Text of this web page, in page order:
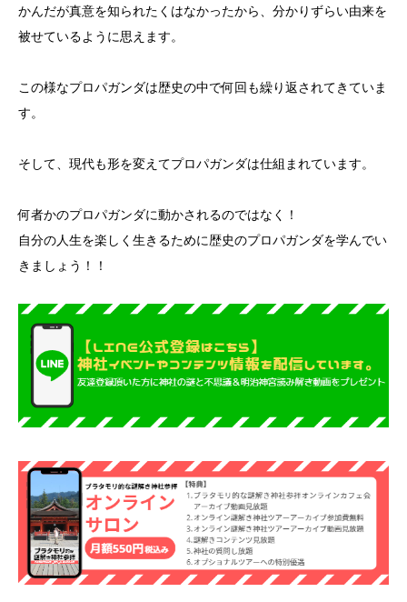
かんだが真意を知られたくはなかったから、分かりずらい由来を
被せているように思えます。
この様なプロパガンダは歴史の中で何回も繰り返されてきていま
す。
そして、現代も形を変えてプロパガンダは仕組まれています。
何者かのプロパガンダに動かされるのではなく！
自分の人生を楽しく生きるために歴史のプロパガンダを学んでい
きましょう！！